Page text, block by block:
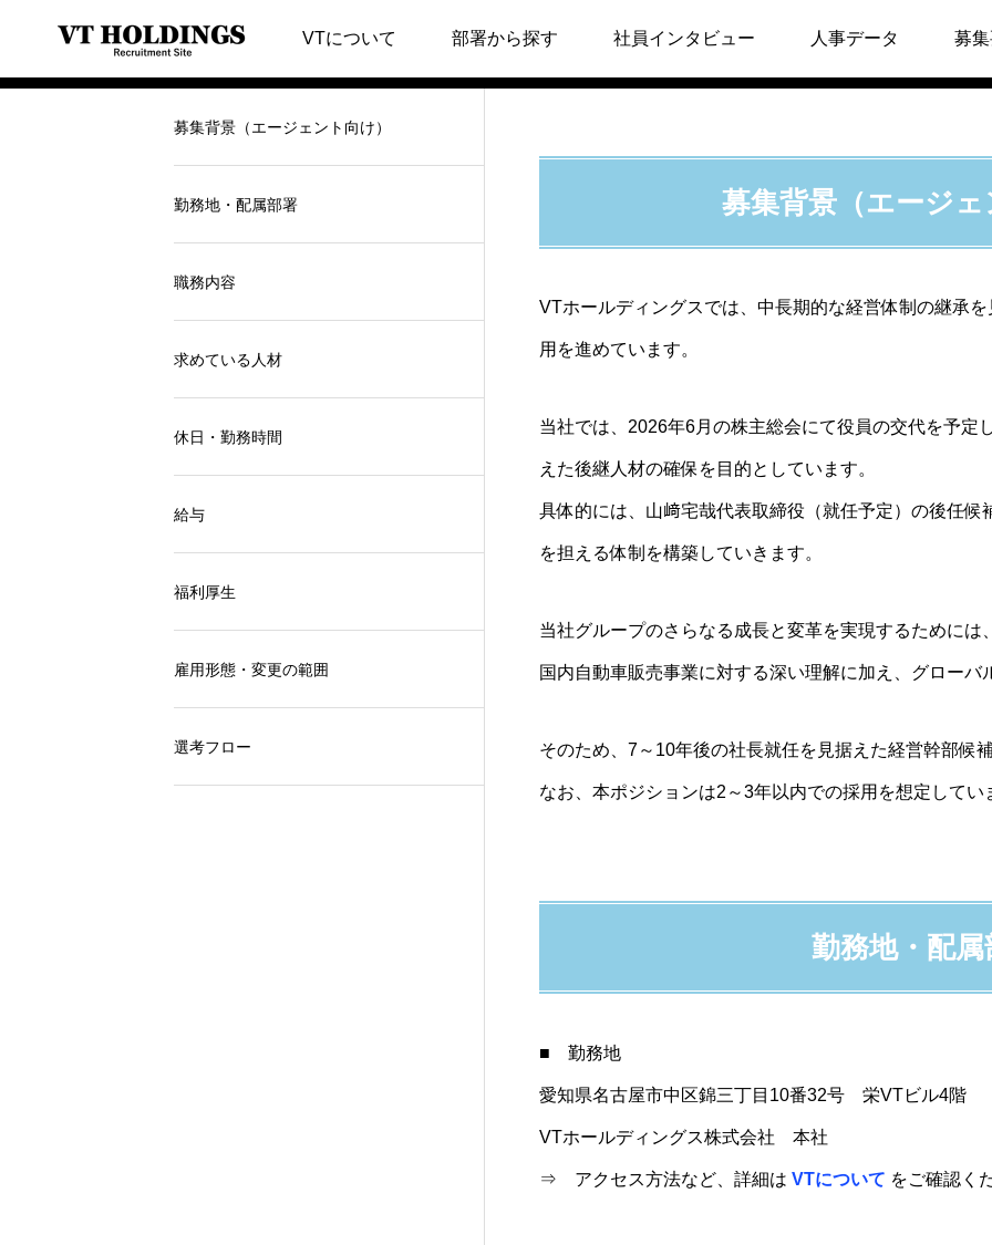
VTについて 部署から探す 社員インタビュー 人事データ 募
【キャリア】社長候補 募集要項
募集背景（エージ
VTホールディングスでは、中長期的な経営体制の継承
用を進めています。
当社では、2026年6月の株主総会にて役員の交代を予定
えた後継人材の確保を目的としています。
具体的には、山﨑宅哉代表取締役（就任予定）の後任
を担える体制を構築していきます。
当社グループのさらなる成長と変革を実現するためには
国内自動車販売事業に対する深い理解に加え、グロー
そのため、7～10年後の社長就任を見据えた経営幹部候
なお、本ポジションは2～3年以内での採用を想定してい
勤務地・配属
■ 勤務地
愛知県名古屋市中区錦三丁目10番32号 栄VTビル4階
VTホールディングス株式会社 本社
⇒ アクセス方法など、詳細は VTについて をご確認く
募集背景（エージェント向け）
勤務地・配属部署
職務内容
求めている人材
休日・勤務時間
給与
福利厚生
雇用形態・変更の範囲
選考フロー